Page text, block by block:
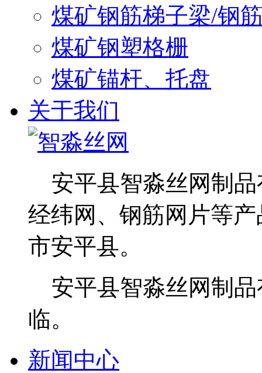
煤矿钢筋梯子梁/钢
煤矿钢塑格栅
煤矿锚杆、托盘
关于我们
安平县智淼丝网制品
经纬网、钢筋网片等
市安平县。
安平县智淼丝网制品
临。
新闻中心